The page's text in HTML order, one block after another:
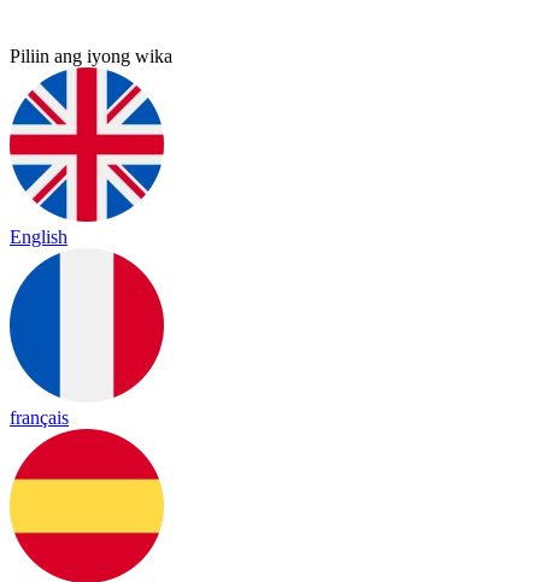
Piliin ang iyong wika
English
français